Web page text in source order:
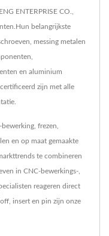
ENTERPRISE CO.,
belangrijkste
messing metalen
en aluminium
zijn met alle
frezen,
en op maat gemaakte
te combineren
in CNC-bewerkings-,
reageren direct
insert en pin zijn onze